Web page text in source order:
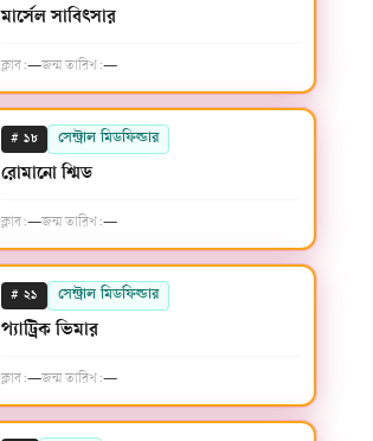
মার্সেল সাবিৎসার
ক্লাব:—জন্ম তারিখ:—
# ১৮ সেন্ট্রাল মিডফিল্ডার
রোমানো শ্মিড
ক্লাব:—জন্ম তারিখ:—
# ২১ সেন্ট্রাল মিডফিল্ডার
প্যাট্রিক ভিমার
ক্লাব:—জন্ম তারিখ:—